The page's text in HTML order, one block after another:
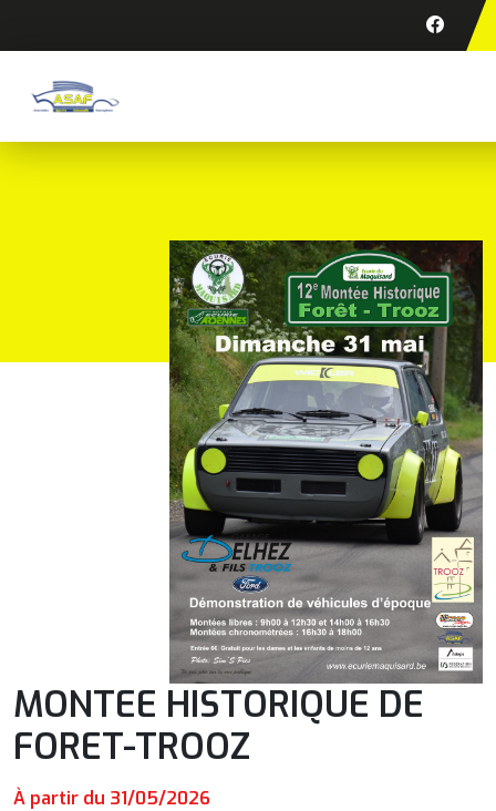
MONTEE HISTORIQUE DE
FORET-TROOZ
À partir du 31/05/2026